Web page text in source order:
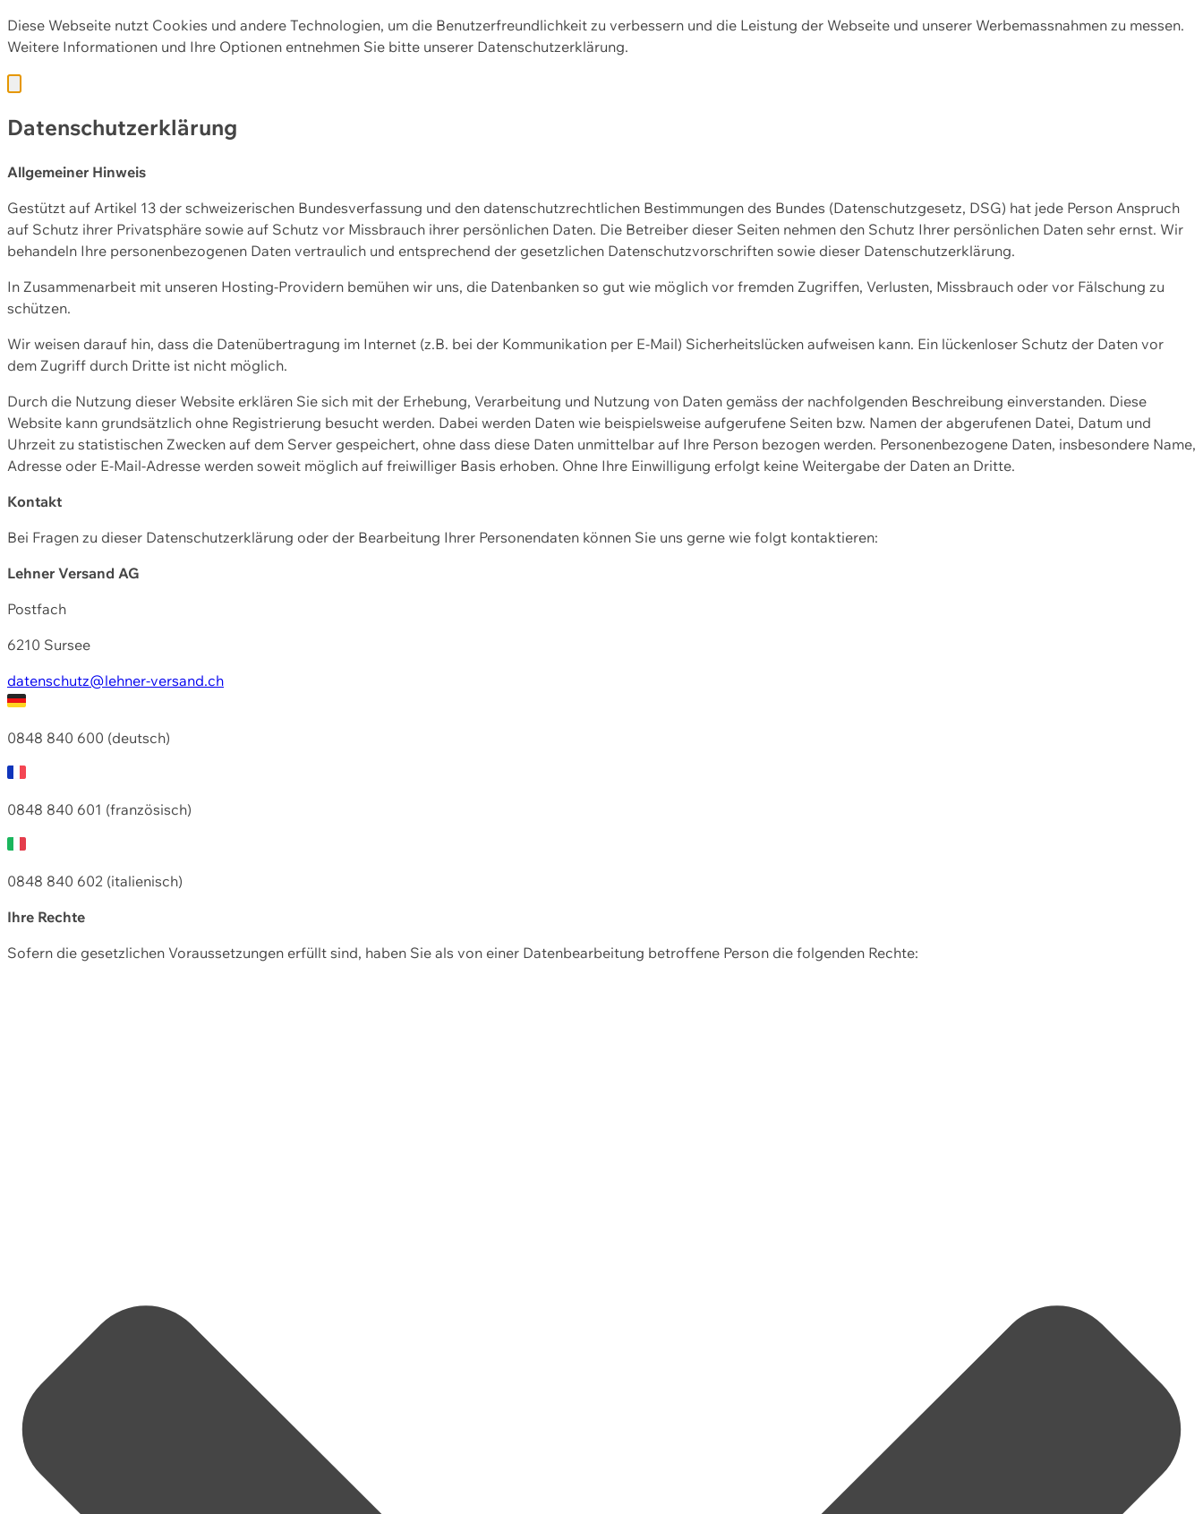
Diese Webseite nutzt Cookies und andere Technologien, um die Benutzerfreundlichkeit zu verbessern und die Leistung der Webseite und unserer Werbemassnahmen zu messen.
Weitere Informationen und Ihre Optionen entnehmen Sie bitte unserer Datenschutzerklärung.
Datenschutzerklärung
Allgemeiner Hinweis
Gestützt auf Artikel 13 der schweizerischen Bundesverfassung und den datenschutzrechtlichen Bestimmungen des Bundes (Datenschutzgesetz, DSG) hat jede Person Anspruch
auf Schutz ihrer Privatsphäre sowie auf Schutz vor Missbrauch ihrer persönlichen Daten. Die Betreiber dieser Seiten nehmen den Schutz Ihrer persönlichen Daten sehr ernst. Wir
behandeln Ihre personenbezogenen Daten vertraulich und entsprechend der gesetzlichen Datenschutzvorschriften sowie dieser Datenschutzerklärung.
In Zusammenarbeit mit unseren Hosting-Providern bemühen wir uns, die Datenbanken so gut wie möglich vor fremden Zugriffen, Verlusten, Missbrauch oder vor Fälschung zu
schützen.
Wir weisen darauf hin, dass die Datenübertragung im Internet (z.B. bei der Kommunikation per E-Mail) Sicherheitslücken aufweisen kann. Ein lückenloser Schutz der Daten vor
dem Zugriff durch Dritte ist nicht möglich.
Durch die Nutzung dieser Website erklären Sie sich mit der Erhebung, Verarbeitung und Nutzung von Daten gemäss der nachfolgenden Beschreibung einverstanden. Diese
Website kann grundsätzlich ohne Registrierung besucht werden. Dabei werden Daten wie beispielsweise aufgerufene Seiten bzw. Namen der abgerufenen Datei, Datum und
Uhrzeit zu statistischen Zwecken auf dem Server gespeichert, ohne dass diese Daten unmittelbar auf Ihre Person bezogen werden. Personenbezogene Daten, insbesondere Name,
Adresse oder E-Mail-Adresse werden soweit möglich auf freiwilliger Basis erhoben. Ohne Ihre Einwilligung erfolgt keine Weitergabe der Daten an Dritte.
Kontakt
Bei Fragen zu dieser Datenschutzerklärung oder der Bearbeitung Ihrer Personendaten können Sie uns gerne wie folgt kontaktieren:
Lehner Versand AG
Postfach
6210 Sursee
datenschutz@lehner-versand.ch
0848 840 600 (deutsch)
0848 840 601 (französisch)
0848 840 602 (italienisch)
Ihre Rechte
Sofern die gesetzlichen Voraussetzungen erfüllt sind, haben Sie als von einer Datenbearbeitung betroffene Person die folgenden Rechte: